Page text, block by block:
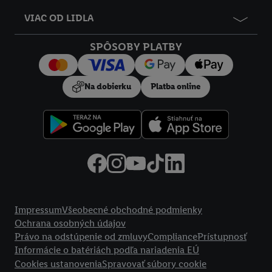
VIAC OD LIDLA
SPÔSOBY PLATBY
Na dobierku Platba online
ImpressumVšeobecné obchodné podmienky
Ochrana osobných údajov
Právo na odstúpenie od zmluvyCompliancePrístupnosť
Informácie o batériách podľa nariadenia EÚ
Cookies ustanoveniaSpravovať súbory cookie
Kliknutím na možnosť "
používanie potrebných technológií. Kliknutím na "Súhlasím"
vyjadríte súhlas so spracúvaním na všetky vyššie uvedené účely.
Ďalšie informácie vrátane informácií o dobe uchovávania
údajov a Vašom práve kedykoľvek odvolať súhlas s účinnosťou
do budúcnosti nájdete v našichzásadách ochrany osobných
.Imprint nájdete tu.